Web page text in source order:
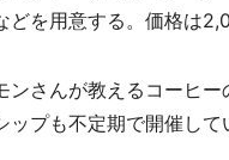
どを用意する。価格は
さんが教えるコーヒ
プも不定期で開催して